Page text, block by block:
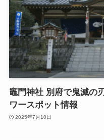
竈門神社 別府で鬼滅の
ワースポット情報
2025年7月10日